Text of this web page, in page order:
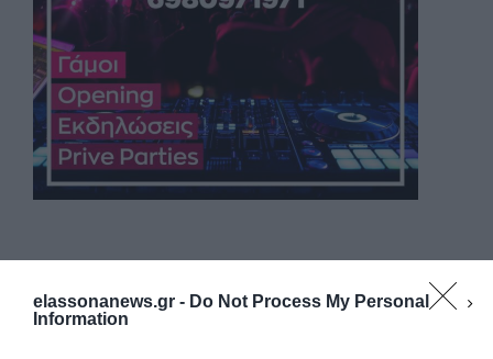
elassonanews.gr - Do Not Process My Personal
Information